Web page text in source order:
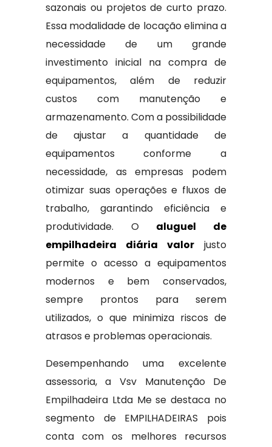
sazonais ou projetos de curto prazo.
Essa modalidade de locação elimina a
necessidade de um grande
investimento inicial na compra de
equipamentos, além de reduzir
custos com manutenção e
armazenamento. Com a possibilidade
de ajustar a quantidade de
equipamentos conforme a
necessidade, as empresas podem
otimizar suas operações e fluxos de
trabalho, garantindo eficiência e
produtividade. O aluguel de
empilhadeira diária valor justo
permite o acesso a equipamentos
modernos e bem conservados,
sempre prontos para serem
utilizados, o que minimiza riscos de
atrasos e problemas operacionais.
Desempenhando uma excelente
assessoria, a Vsv Manutenção De
Empilhadeira Ltda Me se destaca no
segmento de EMPILHADEIRAS pois
conta com os melhores recursos